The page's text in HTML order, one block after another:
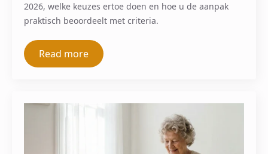
2026, welke keuzes ertoe doen en hoe u de aanpak
praktisch beoordeelt met criteria.
Read more